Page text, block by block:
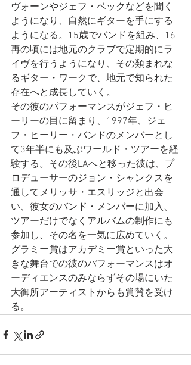
ヴォーンやジェフ・ベックなどを聞く
ようになり、自然にギターを手にする
ようになる。15歳でバンドを組み、16
再の頃には地元のクラブで定期的にラ
イヴを行うようになり、その類まれな
るギター・ワークで、地元で知られた
存在へと成長していく。
その彼のパフォーマンスがジェフ・ヒ
ーリーの目に留まり、1997年、ジェ
フ・ヒーリー・バンドのメンバーとし
て3年半にも及ぶワールド・ツアーを経
験する。その後LAへと移った彼は、プ
ロデューサーのジョン・シャンクスを
通してメリッサ・エスリッジと出会
い、彼女のバンド・メンバーに加入、
ツアーだけでなくアルバムの制作にも
参加し、その名を一気に広めていく。
グラミー賞はアカデミー賞といった大
きな舞台での彼のパフォーマンスはオ
ーディエンスのみならずその場にいた
大御所アーティストからも賞賛を受け
る。